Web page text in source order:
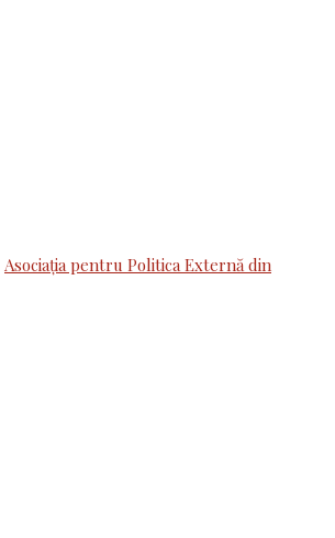
Asociaţia pentru Politica Externă din